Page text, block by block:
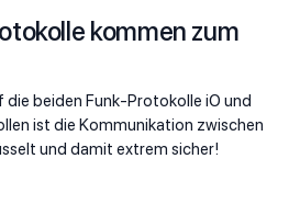
kommen zum
beiden Funk-Protokolle iO und
ist die Kommunikation zwischen
und damit extrem sicher!